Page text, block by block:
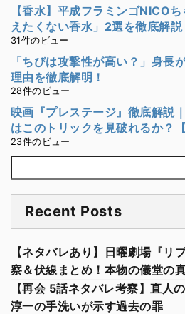
【香水】平成フラミンゴNICO
えたくない香水」2選を徹底解説
31件のビュー
「ちびは攻撃性が高い？」身長
理由を徹底解明！
28件のビュー
映画『プレステージ』徹底解説
はこのトリックを見破れるか？
23件のビュー
Recent Posts
【ネタバレあり】日曜劇場『
察＆伏線まとめ！本物の儀堂の
【再会 5話ネタバレ考察】直人
淳一の手洗いが示す過去の罪